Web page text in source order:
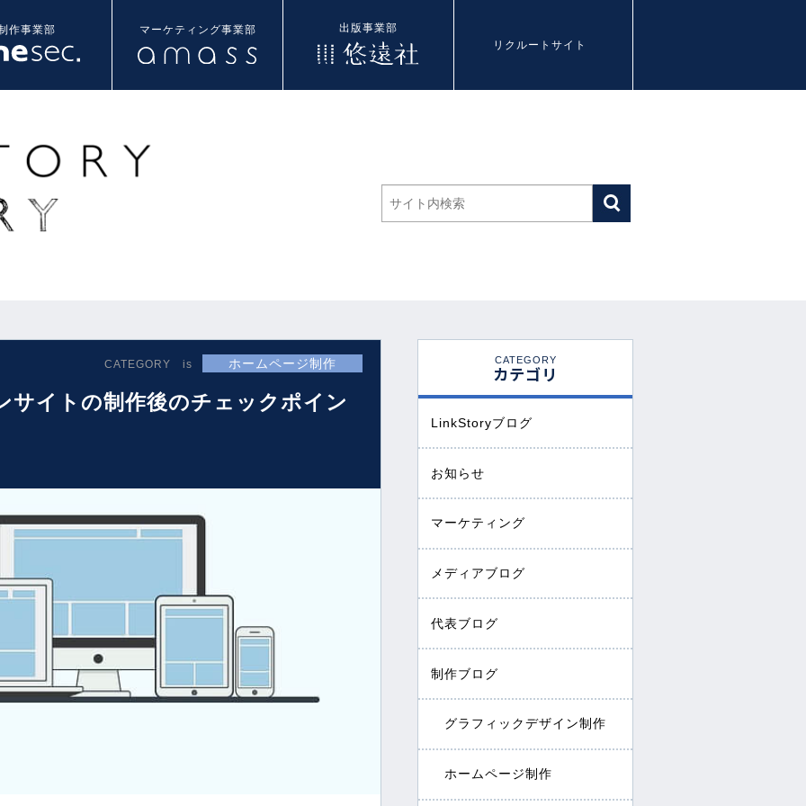
作事業部 マーケティング事業部
出版事業部
リクルートサイト
CATEGORY is ホームページ制作
サイトの制作後のチェックポイン
CATEGORY
カテゴリ
LinkStoryブログ
お知らせ
マーケティング
メディアブログ
代表ブログ
制作ブログ
グラフィックデザイン制作
ホームページ制作